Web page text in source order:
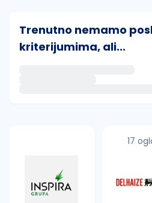
Trenutno nemamo
kriterijumima, ali...
Takođe možete da:
proverite pravopisne
17